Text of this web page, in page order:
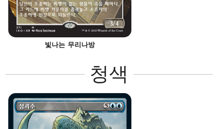
빛나는 무리나방
청색